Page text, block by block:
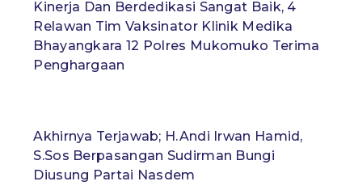
Kinerja Dan Berdedikasi Sangat Baik, 4
Relawan Tim Vaksinator Klinik Medika
Bhayangkara 12 Polres Mukomuko Terima
Penghargaan
Akhirnya Terjawab; H.Andi Irwan Hamid,
S.Sos Berpasangan Sudirman Bungi
Diusung Partai Nasdem